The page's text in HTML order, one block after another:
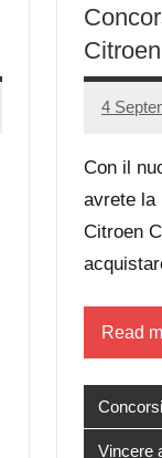
4
Luca
No
Con il
avrete la
Citroen
Read
Vincere